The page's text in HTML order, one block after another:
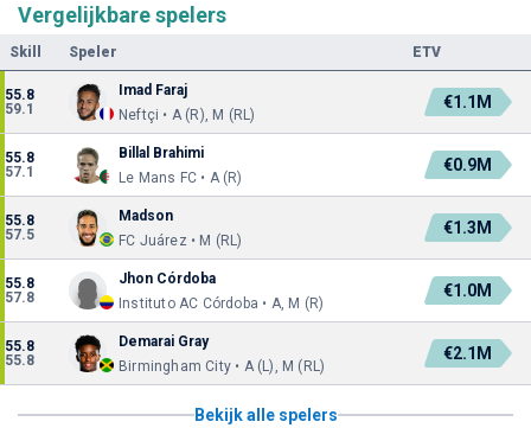
Vergelijkbare spelers
Skill Speler ETV
55.8
59.1
Imad Faraj
Neftçi • A (R), M (RL)
€1.1M
55.8
57.1
Billal Brahimi
Le Mans FC • A (R)
€0.9M
55.8
57.5
Madson
FC Juárez • M (RL)
€1.3M
55.8
57.8
Jhon Córdoba
Instituto AC Córdoba • A, M (R)
€1.0M
55.8
55.8
Demarai Gray
Birmingham City • A (L), M (RL)
€2.1M
Bekijk alle spelers